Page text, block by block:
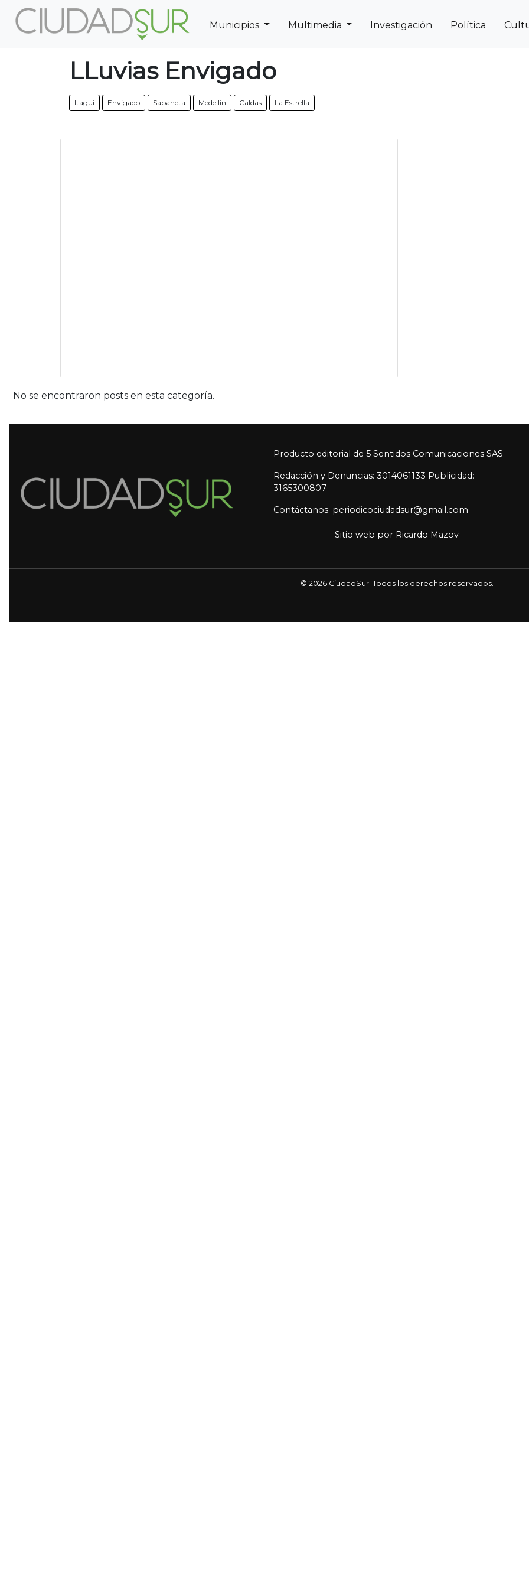
Municipios Multimedia Investigación Política
LLuvias Envigado
Itagui Envigado Sabaneta Medellin Caldas La Estrella
No se encontraron posts en esta categoría.
Producto editorial de 5 Sentidos Comunicaciones SAS
Redacción y Denuncias: 3014061133 Publicidad:
3165300807
Contáctanos: periodicociudadsur@gmail.com
Sitio web por Ricardo Mazov
© 2026 CiudadSur. Todos los derechos reservados.